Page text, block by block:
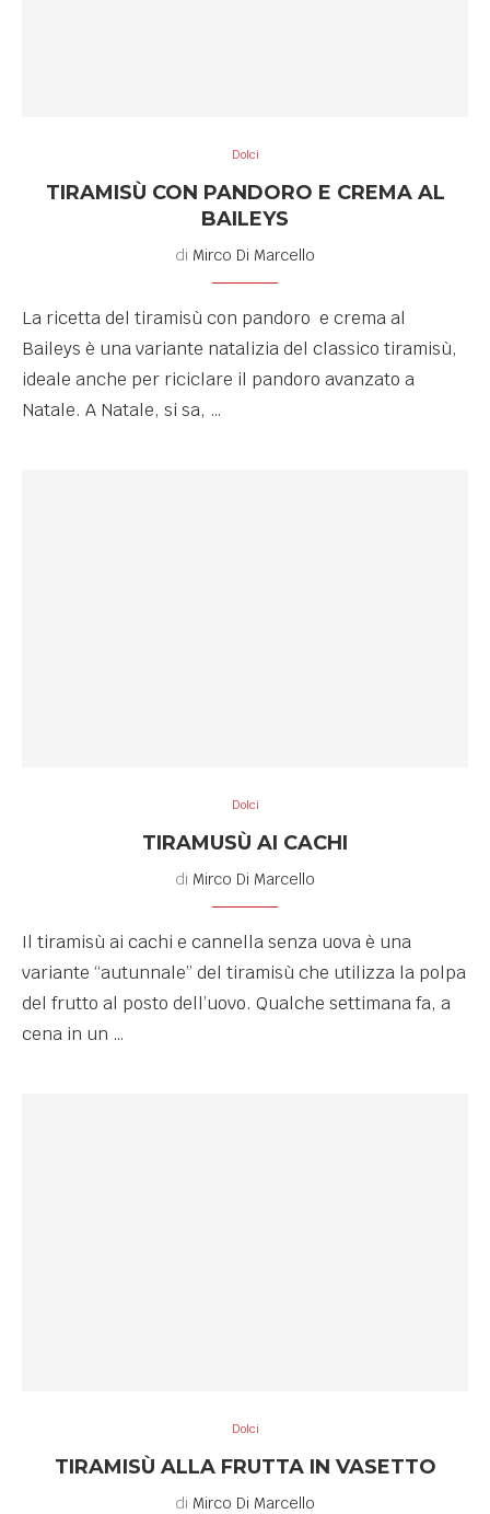
Dolci
TIRAMISÙ CON PANDORO E CREMA AL
BAILEYS
di Mirco Di Marcello
La ricetta del tiramisù con pandoro e crema al
Baileys è una variante natalizia del classico tiramisù,
ideale anche per riciclare il pandoro avanzato a
Natale. A Natale, si sa, …
Dolci
TIRAMUSÙ AI CACHI
di Mirco Di Marcello
Il tiramisù ai cachi e cannella senza uova è una
variante “autunnale” del tiramisù che utilizza la polpa
del frutto al posto dell’uovo. Qualche settimana fa, a
cena in un …
Dolci
TIRAMISÙ ALLA FRUTTA IN VASETTO
di Mirco Di Marcello